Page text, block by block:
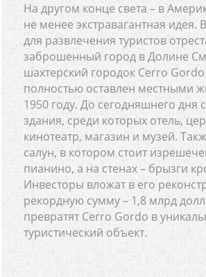
На другом конце света – в
не менее экстравагантная идея.
для развлечения туристов
заброшенный город в Долине
шахтерский городок Cerro
полностью оставлен местными
1950 году. До сегодняшнего дня
здания, среди которых отель,
кинотеатр, магазин и музей.
салун, в котором стоит
пианино, а на стенах – брызги
Инвесторы вложат в его
рекордную сумму – 1,8 млрд
превратят Cerro Gordo в
туристический объект.